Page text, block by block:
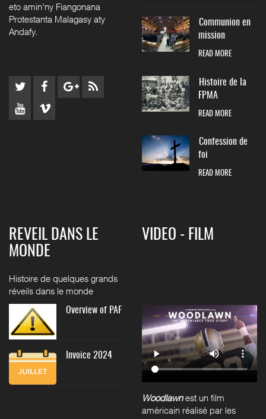
eto amin'ny Fiangonana
Protestanta Malagasy aty
Andafy.
Communion en
mission
READ MORE
Histoire de la
FPMA
READ MORE
Confession de
foi
READ MORE
REVEIL DANS LE
MONDE
Histoire de quelques grands
réveils dans le monde
Overview of PAF
Invoice 2024
VIDEO - FILM
Woodlawnest un film
américain réalisé par les